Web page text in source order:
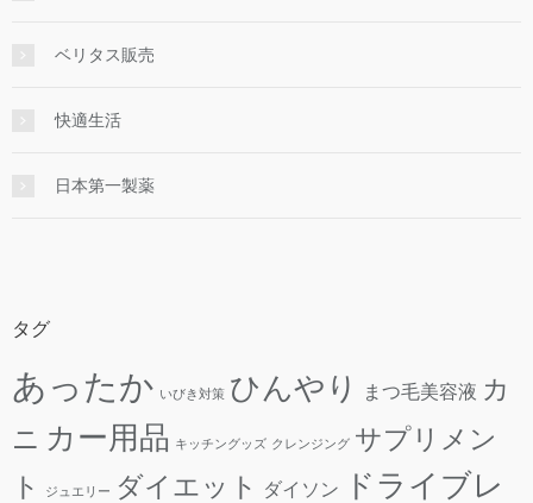
ベリタス販売
快適生活
日本第一製薬
タグ
あったか いびき対策 ひんやり まつ毛美容液 カ
ニ カー用品 キッチングッズ クレンジング サプリメン
ト
ジュエリー ダイエット ダイソン
ドライブレ